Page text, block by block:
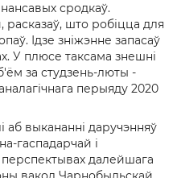
сродкаў.
расказаў, што робіцца для
Ідзе зніжэнне запасаў
У плюсе таксама знешні
за студзень-люты -
перыяду 2020
аб выкананні даручэнняў
гаспадарчай і
перспектывах далейшага